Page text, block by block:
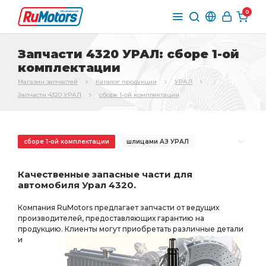
0
Запчасти 4320 УРАЛ: сборе 1-ой
комплектации
Магазин запчастей Каталог продукции
УРАЛ
Запчасти 4320 УРАЛ
сборе 1-ой комплектации
сборе 1-ой комплектации шлицами АЗ УРАЛ
РЕДУКТОР СРЕДНЕГО РЕДУКТОР СРЕДНЕГО МОСТА
торц. шлицами пневмотормоза АЗ УРАЛ
необходимы ПД АЗ УРАЛ торц. шлицами АЗ УРАЛ
i=7.49 49 зуб МОСТА i=7.49 БМКД АЗ УРАЛ
Качественные запасные части для
автомобиля Урал 4320.
Компания RuMotors предлагает запчасти от ведущих
производителей, предоставляющих гарантию на
продукцию. Клиенты могут приобретать различные детали
и